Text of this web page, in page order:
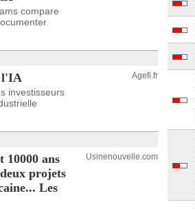
compare
l'IA
investisseurs
Agefi.fr
10000 ans
projets
Les
Usinenouvelle.com